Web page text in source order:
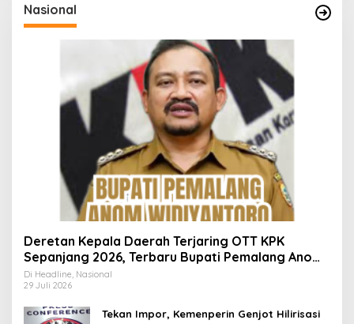
Nasional
Deretan Kepala Daerah Terjaring OTT KPK
Sepanjang 2026, Terbaru Bupati Pemalang Anom
Widiyantoro
Di Headline, Nasional
29 Juli 2026
Tekan Impor, Kemenperin Genjot Hilirisasi